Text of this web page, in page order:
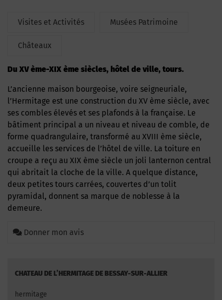
Visites et Activités Musées Patrimoine
Châteaux
du XV ème-XIX ème siècles, hôtel de ville, tours.
L’ancienne maison bourgeoise, voire seigneuriale,
l’Hermitage est une construction du XV ème siècle, avec
ses combles élevés et ses plafonds à la française. Le
bâtiment principal a un niveau et niveau de comble, de
forme quadrangulaire, transformé au XVIII ème siècle,
accueille les services de l’hôtel de ville. La toiture en
croupe a reçu au XIX ème siècle un joli lanternon central
qui abritait la cloche de la ville. A quelque distance,
deux petites tours carrées, couvertes d’un tolit
pyramidal, donnent sa marque de noblesse à la
demeure.
Donner mon avis
CHATEAU DE L’HERMITAGE DE BESSAY-SUR-ALLIER
hermitage